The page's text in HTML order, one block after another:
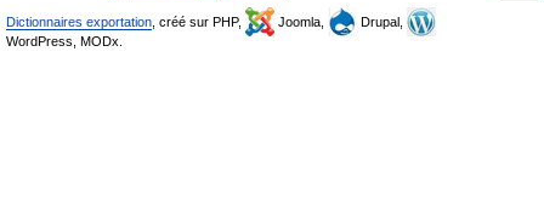
Dictionnaires exportation , créé sur PHP, Joomla,
Drupal,
WordPress, MODx.